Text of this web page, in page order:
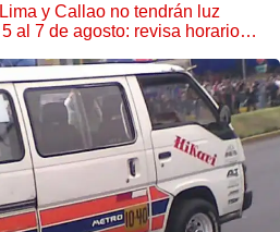
y Callao no tendrán luz
al 7 de agosto: revisa horarios y